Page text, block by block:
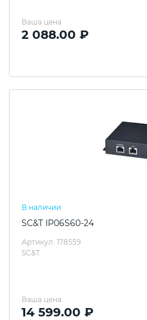
Ваша цена
2 088.00 ₽
В наличии
SC&T IP06S60-24
Артикул: 178559
SC&T
Ваша цена
14 599.00 ₽